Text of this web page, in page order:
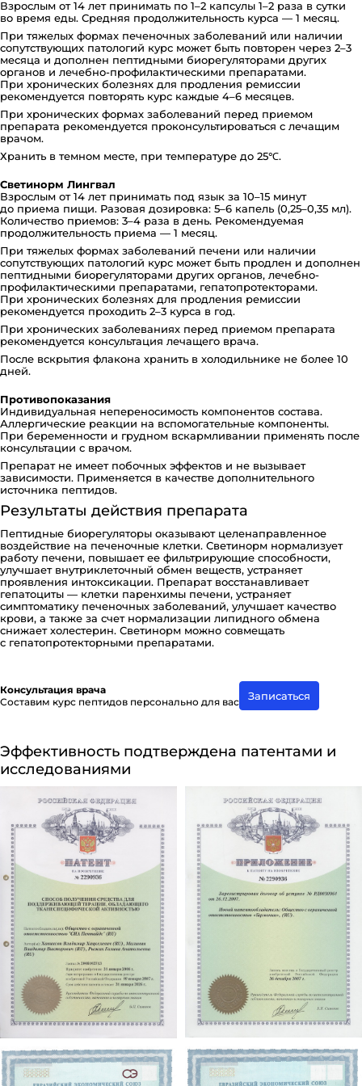
Взрослым от 14 лет принимать по 1–2 капсулы 1–2 раза в сутки
во время еды. Средняя продолжительность курса — 1 месяц.
При тяжелых формах печеночных заболеваний или наличии
сопутствующих патологий курс может быть повторен через 2–3
месяца и дополнен пептидными биорегуляторами других
органов и лечебно-профилактическими препаратами.
При хронических болезнях для продления ремиссии
рекомендуется повторять курс каждые 4–6 месяцев.
При хронических формах заболеваний перед приемом
препарата рекомендуется проконсультироваться с лечащим
врачом.
Хранить в темном месте, при температуре до 25℃.
Светинорм Лингвал
Взрослым от 14 лет принимать под язык за 10–15 минут
до приема пищи. Разовая дозировка: 5–6 капель (0,25–0,35 мл).
Количество приемов: 3–4 раза в день. Рекомендуемая
продолжительность приема — 1 месяц.
При тяжелых формах заболеваний печени или наличии
сопутствующих патологий курс может быть продлен и дополнен
пептидными биорегуляторами других органов, лечебно-
профилактическими препаратами, гепатопротекторами.
При хронических болезнях для продления ремиссии
рекомендуется проходить 2–3 курса в год.
При хронических заболеваниях перед приемом препарата
рекомендуется консультация лечащего врача.
После вскрытия флакона хранить в холодильнике не более 10
дней.
Противопоказания
Индивидуальная непереносимость компонентов состава.
Аллергические реакции на вспомогательные компоненты.
При беременности и грудном вскармливании применять после
консультации с врачом.
Препарат не имеет побочных эффектов и не вызывает
зависимости. Применяется в качестве дополнительного
источника пептидов.
Результаты действия препарата
Пептидные биорегуляторы оказывают целенаправленное
воздействие на печеночные клетки. Светинорм нормализует
работу печени, повышает ее фильтрирующие способности,
улучшает внутриклеточный обмен веществ, устраняет
проявления интоксикации. Препарат восстанавливает
гепатоциты — клетки паренхимы печени, устраняет
симптоматику печеночных заболеваний, улучшает качество
крови, а также за счет нормализации липидного обмена
снижает холестерин. Светинорм можно совмещать
с гепатопротекторными препаратами.
Консультация врача
Составим курс пептидов персонально для вас
Записаться
Эффективность подтверждена патентами и
исследованиями